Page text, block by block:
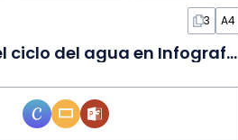
3 A4
Infografía del ciclo del agua en Infografía